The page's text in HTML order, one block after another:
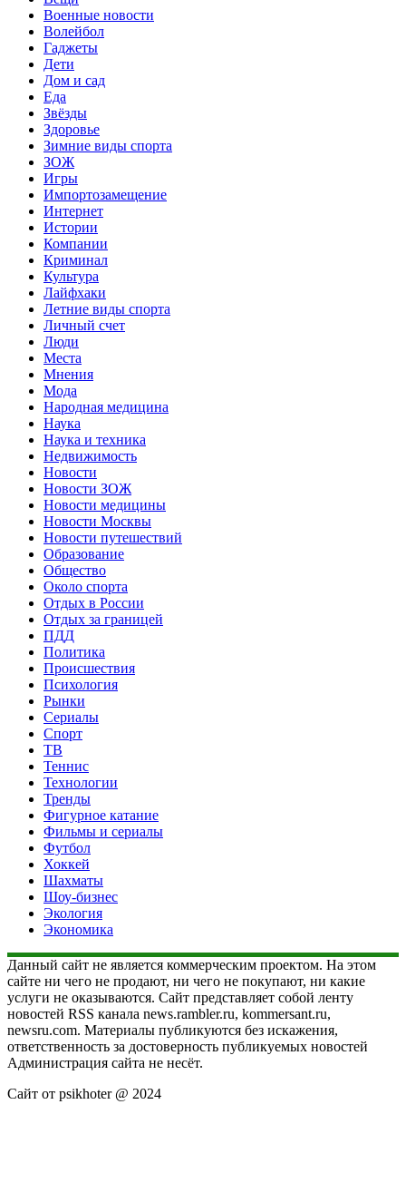
Военные новости
Волейбол
Гаджеты
Дети
Дом и сад
Еда
Звёзды
Здоровье
Зимние виды спорта
ЗОЖ
Игры
Импортозамещение
Интернет
Истории
Компании
Криминал
Культура
Лайфхаки
Летние виды спорта
Личный счет
Люди
Места
Мнения
Мода
Народная медицина
Наука
Наука и техника
Недвижимость
Новости
Новости ЗОЖ
Новости медицины
Новости Москвы
Новости путешествий
Образование
Общество
Около спорта
Отдых в России
Отдых за границей
ПДД
Политика
Происшествия
Психология
Рынки
Сериалы
Спорт
ТВ
Теннис
Технологии
Тренды
Фигурное катание
Фильмы и сериалы
Футбол
Хоккей
Шахматы
Шоу-бизнес
Экология
Экономика
Данный сайт не является коммерческим проектом. На этом
сайте ни чего не продают, ни чего не покупают, ни какие
услуги не оказываются. Сайт представляет собой ленту
новостей RSS канала news.rambler.ru, kommersant.ru,
newsru.com. Материалы публикуются без искажения,
ответственность за достоверность публикуемых новостей
Администрация сайта не несёт.
Сайт от psikhoter @ 2024